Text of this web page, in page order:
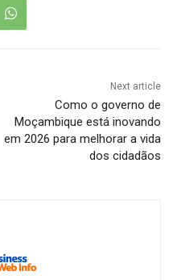
Next article
Como o governo de
Moçambique está inovando
em 2026 para melhorar a vida
dos cidadãos